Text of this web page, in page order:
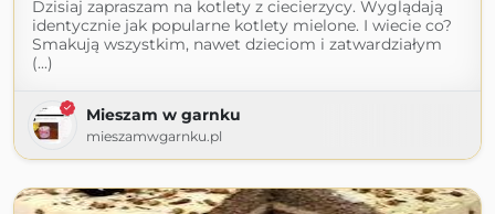
Dzisiaj zapraszam na kotlety z ciecierzycy. Wyglądają
identycznie jak popularne kotlety mielone. I wiecie co?
Smakują wszystkim, nawet dzieciom i zatwardziałym
(...)
Mieszam w garnku
mieszamwgarnku.pl